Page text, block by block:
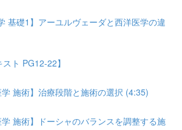
基礎1】アーユルヴェーダと西洋医学の違
スト PG12-22】
学 施術】治療段階と施術の選択 (4:35)
学 施術】ドーシャのバランスを調整する施